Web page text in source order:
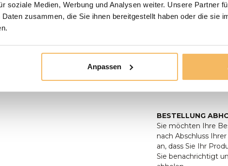
soziale Medien, Werbung und Analysen weiter. Unsere Partner
zusammen, die Sie ihnen bereitgestellt haben oder die sie
Anpassen
Leider können nicht
zerbrechlich sind
verschickt zu
BITTE BEACHTEN
von NL, BE und
dass alle
Hindernisse
BESTELLUNG
Sie möchten Ihre
nach Abschluss
an, dass Sie Ihr
Sie benachrichtigt